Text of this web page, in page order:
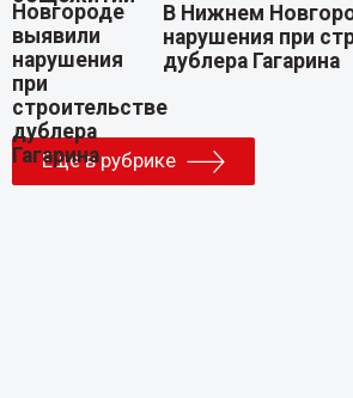
В Нижнем
нарушения при
дублера Гагарина
Еще в рубрике